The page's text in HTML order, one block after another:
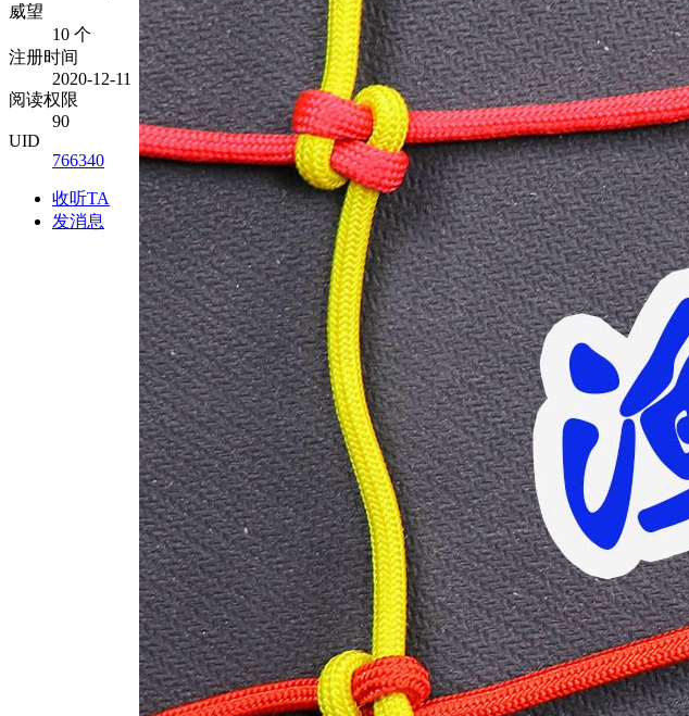
威望
10 个
注册时间
2020-12-11
阅读权限
90
UID
766340
收听TA
发消息